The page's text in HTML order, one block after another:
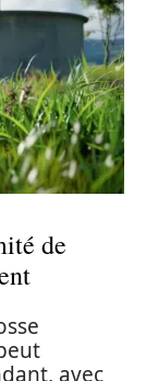
de
avec